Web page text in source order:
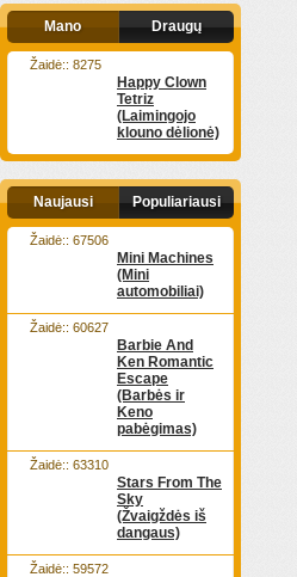
Mano Draugų
Happy Clown
Tetriz
(Laimingojo
klouno dėlionė)
Žaidė:: 8275
Naujausi Populiariausi
Mini Machines
(Mini
automobiliai)
Žaidė:: 67506
Barbie And
Ken Romantic
Escape
(Barbės ir
Keno
pabėgimas)
Žaidė:: 60627
Stars From The
Sky
(Žvaigždės iš
dangaus)
Žaidė:: 63310
Žaidė:: 59572